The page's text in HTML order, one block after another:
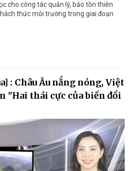
cho công tác quản lý, bảo tồn thiên
thức môi trường trong giai đoạn
: Châu Âu nắng nóng, Việt
"Hai thái cực của biến đổi